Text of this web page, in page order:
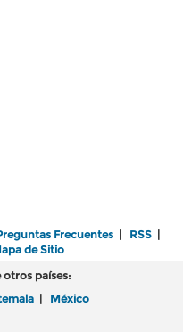
Frecuentes | RSS |
de Sitio
otros países:
| México